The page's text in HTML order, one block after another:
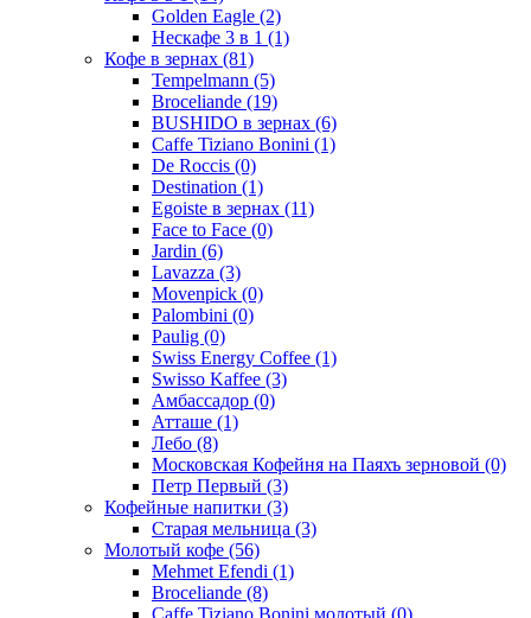
Golden Eagle (2)
Нескафе 3 в 1 (1)
Кофе в зернах (81)
Tempelmann (5)
Broceliande (19)
BUSHIDO в зернах (6)
Caffe Tiziano Bonini (1)
De Roccis (0)
Destination (1)
Egoiste в зернах (11)
Face to Face (0)
Jardin (6)
Lavazza (3)
Movenpick (0)
Palombini (0)
Paulig (0)
Swiss Energy Coffee (1)
Swisso Kaffee (3)
Амбассадор (0)
Атташе (1)
Лебо (8)
Московская Кофейня на Паяхъ зерновой (0)
Петр Первый (3)
Кофейные напитки (3)
Старая мельница (3)
Молотый кофе (56)
Mehmet Efendi (1)
Broceliande (8)
Caffe Tiziano Bonini молотый (0)